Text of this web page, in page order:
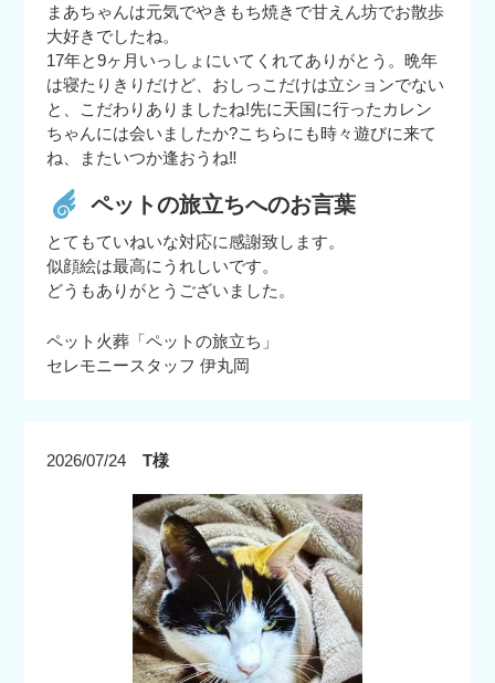
まあちゃんは元気でやきもち焼きで甘えん坊でお散歩
大好きでしたね。
17年と9ヶ月いっしょにいてくれてありがとう。晩年
は寝たりきりだけど、おしっこだけは立ションでない
と、こだわりありましたね!先に天国に行ったカレン
ちゃんには会いましたか?こちらにも時々遊びに来て
ね、またいつか逢おうね‼
ペットの旅立ちへのお言葉
とてもていねいな対応に感謝致します。
似顔絵は最高にうれしいです。
どうもありがとうございました。
ペット火葬「ペットの旅立ち」
セレモニースタッフ 伊丸岡
2026/07/24 T様